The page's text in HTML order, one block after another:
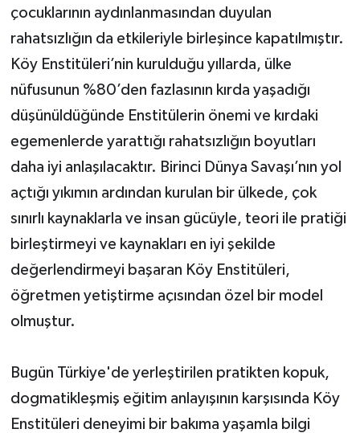
çocuklarının aydınlanmasından duyulan
rahatsızlığın da etkileriyle birleşince kapatılmıştır.
Köy Enstitüleri’nin kurulduğu yıllarda, ülke
nüfusunun %80’den fazlasının kırda yaşadığı
düşünüldüğünde Enstitülerin önemi ve kırdaki
egemenlerde yarattığı rahatsızlığın boyutları
daha iyi anlaşılacaktır. Birinci Dünya Savaşı’nın yol
açtığı yıkımın ardından kurulan bir ülkede, çok
sınırlı kaynaklarla ve insan gücüyle, teori ile pratiği
birleştirmeyi ve kaynakları en iyi şekilde
değerlendirmeyi başaran Köy Enstitüleri,
öğretmen yetiştirme açısından özel bir model
olmuştur.
Bugün Türkiye'de yerleştirilen pratikten kopuk,
dogmatikleşmiş eğitim anlayışının karşısında Köy
Enstitüleri deneyimi bir bakıma yaşamla bilgi